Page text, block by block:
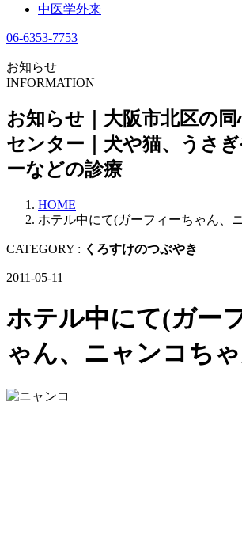
中医学外来
06-6353-7753
お知らせ
INFORMATION
お知らせ｜大阪市北区の
センター｜犬や猫、うさ
ーなどの診療
HOME
ホテル中にて(ガーフィーちゃん、
CATEGORY : くろすけのつぶやき
2011-05-11
ホテル中にて(ガー
ゃん、ニャンコち